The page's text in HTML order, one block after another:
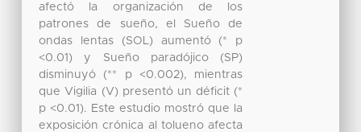
afectó la organización de los
patrones de sueño, el Sueño de
ondas lentas (SOL) aumentó (* p
<0.01) y Sueño paradójico (SP)
disminuyó (** p <0.002), mientras
que Vigilia (V) presentó un déficit (*
p <0.01). Este estudio mostró que la
exposición crónica al tolueno afecta